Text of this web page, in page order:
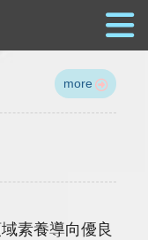
more
素養導向優良